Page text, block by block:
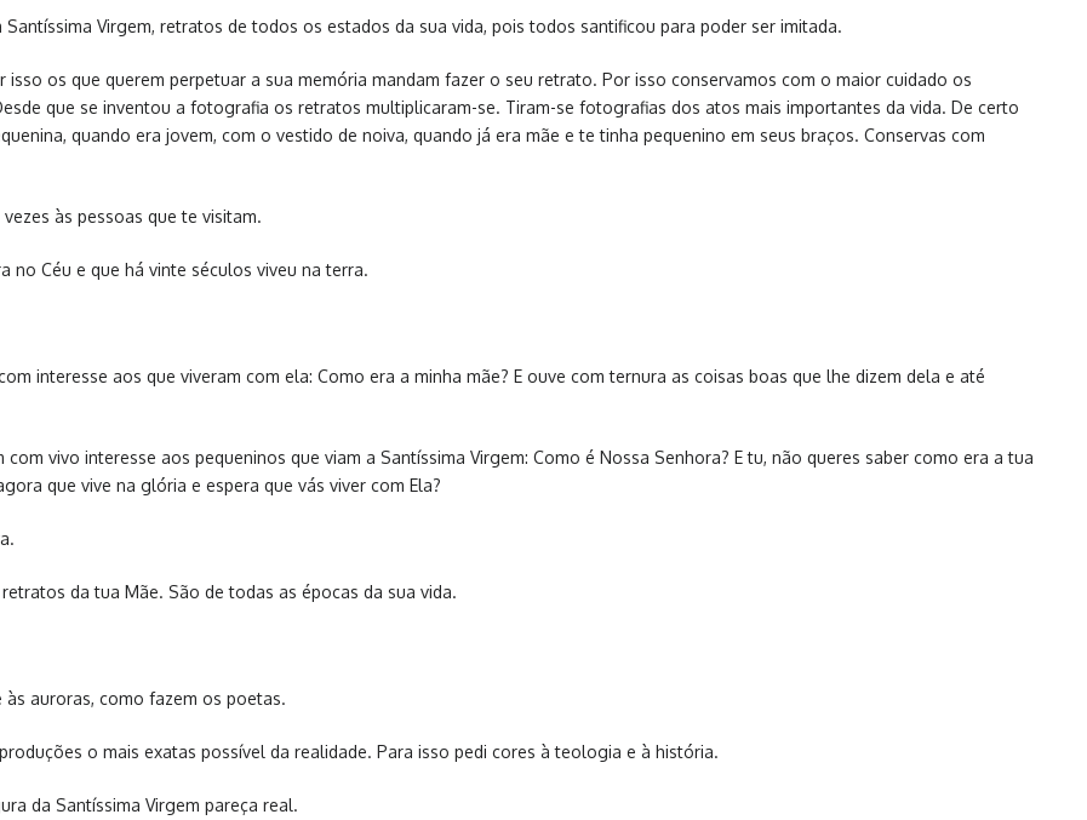
Virgem, retratos de todos os estados da sua vida, pois todos santificou para poder ser imitada.
os que querem perpetuar a sua memória mandam fazer o seu retrato. Por isso conservamos com o maior cuidado os
que se inventou a fotografia os retratos multiplicaram-se. Tiram-se fotografias dos atos mais importantes da vida. De certo
quando era jovem, com o vestido de noiva, quando já era mãe e te tinha pequenino em seus braços. Conservas com
às pessoas que te visitam.
no Céu e que há vinte séculos viveu na terra.
interesse aos que viveram com ela: Como era a minha mãe? E ouve com ternura as coisas boas que lhe dizem dela e até
vivo interesse aos pequeninos que viam a Santíssima Virgem: Como é Nossa Senhora? E tu, não queres saber como era a tua
que vive na glória e espera que vás viver com Ela?
da tua Mãe. São de todas as épocas da sua vida.
auroras, como fazem os poetas.
o mais exatas possível da realidade. Para isso pedi cores à teologia e à história.
da Santíssima Virgem pareça real.